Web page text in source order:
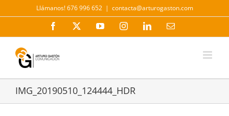
al
Llámanos! 676 996 652 | contacta@arturogaston.com
Facebook YouTubeInstagramLinkedInCorreo
IMG_20190510_124444_HDR